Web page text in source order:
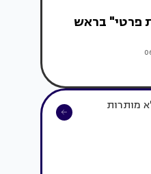
ה-18: "בית פרטי" בראש